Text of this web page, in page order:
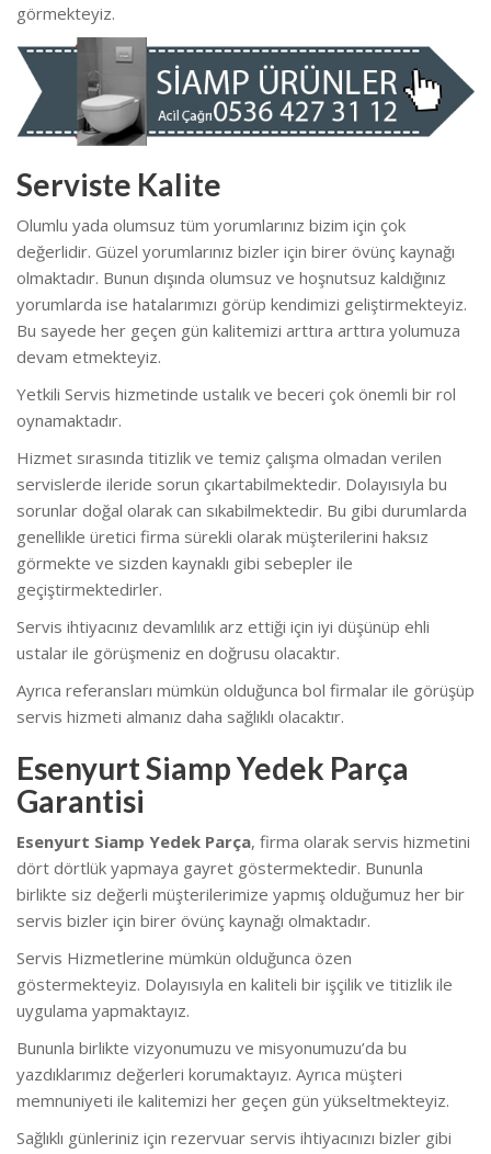
görmekteyiz.
Serviste Kalite
Olumlu yada olumsuz tüm yorumlarınız bizim için çok
değerlidir. Güzel yorumlarınız bizler için birer övünç kaynağı
olmaktadır. Bunun dışında olumsuz ve hoşnutsuz kaldığınız
yorumlarda ise hatalarımızı görüp kendimizi geliştirmekteyiz.
Bu sayede her geçen gün kalitemizi arttıra arttıra yolumuza
devam etmekteyiz.
Yetkili Servis hizmetinde ustalık ve beceri çok önemli bir rol
oynamaktadır.
Hizmet sırasında titizlik ve temiz çalışma olmadan verilen
servislerde ileride sorun çıkartabilmektedir. Dolayısıyla bu
sorunlar doğal olarak can sıkabilmektedir. Bu gibi durumlarda
genellikle üretici firma sürekli olarak müşterilerini haksız
görmekte ve sizden kaynaklı gibi sebepler ile
geçiştirmektedirler.
Servis ihtiyacınız devamlılık arz ettiği için iyi düşünüp ehli
ustalar ile görüşmeniz en doğrusu olacaktır.
Ayrıca referansları mümkün olduğunca bol firmalar ile görüşüp
servis hizmeti almanız daha sağlıklı olacaktır.
Esenyurt Siamp Yedek Parça
Garantisi
Esenyurt Siamp Yedek Parça, firma olarak servis hizmetini
dört dörtlük yapmaya gayret göstermektedir. Bununla
birlikte siz değerli müşterilerimize yapmış olduğumuz her bir
servis bizler için birer övünç kaynağı olmaktadır.
Servis Hizmetlerine mümkün olduğunca özen
göstermekteyiz. Dolayısıyla en kaliteli bir işçilik ve titizlik ile
uygulama yapmaktayız.
Bununla birlikte vizyonumuzu ve misyonumuzu’da bu
yazdıklarımız değerleri korumaktayız. Ayrıca müşteri
memnuniyeti ile kalitemizi her geçen gün yükseltmekteyiz.
Sağlıklı günleriniz için rezervuar servis ihtiyacınızı bizler gibi